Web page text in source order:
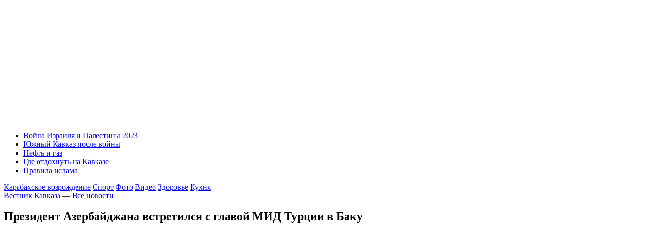
Война Израиля и Палестины 2023
Южный Кавказ после войны
Нефть и газ
Где отдохнуть на Кавказе
Правила ислама
Карабахское возрождение Спорт Фото Видео Здоровье Кухня
Вестник Кавказа — Все новости
Президент Азербайджана встретился с главой МИД Турции в Баку